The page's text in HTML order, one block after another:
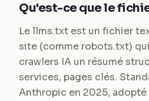
Qu'est-ce que le
Le llms.txt est un fichier
site (comme robots.txt)
crawlers IA un résumé
services, pages clés.
Anthropic en 2025, adopté